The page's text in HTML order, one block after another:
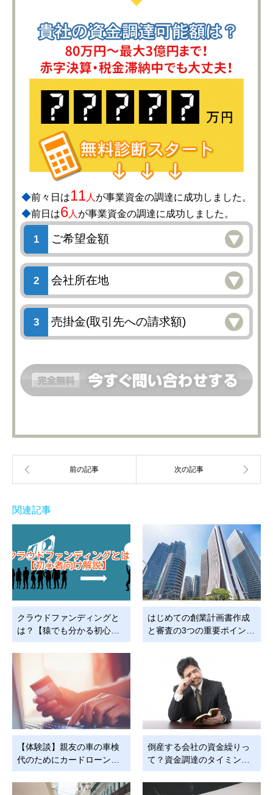
◆前々日は11人 が事業資金の調達に成功しました。
◆前日は6人 が事業資金の調達に成功しました。
関連記事
クラウドファンディングと
は？【猿でも分かる初心…
はじめての創業計画書作成
と審査の3つの重要ポイン…
【体験談】親友の車の車検
代のためにカードローン…
倒産する会社の資金繰りっ
て？資金調達のタイミン…